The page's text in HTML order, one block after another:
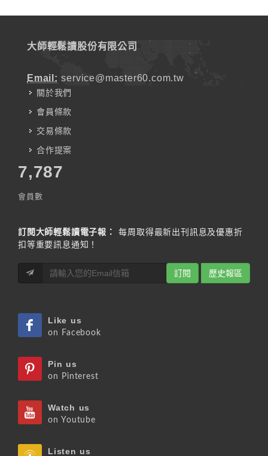
大師輕鬆讀股份有限公司
Email: service@master60.com.tw
關於我們
會員條款
交易條款
合作提案
7,787
會員數
訂閱大師輕鬆讀電子報：
每周取得最新出刊訊息及優惠折
扣等重要訊息通知！
訂閱 歷史報區
Like us
on Facebook
Pin us
on Pinterest
Watch us
on Youtube
Listen us